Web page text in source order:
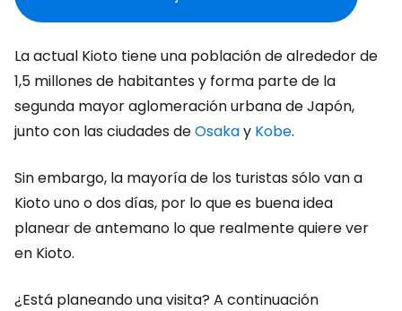
La actual Kioto tiene una población de alrededor de
1,5 millones de habitantes y forma parte de la
segunda mayor aglomeración urbana de Japón,
junto con las ciudades deOsakay Kobe.
Sin embargo, la mayoría de los turistas sólo van a
Kioto uno o dos días, por lo que es buena idea
planear de antemano lo que realmente quiere ver
en Kioto.
¿Está planeando una visita? A continuación